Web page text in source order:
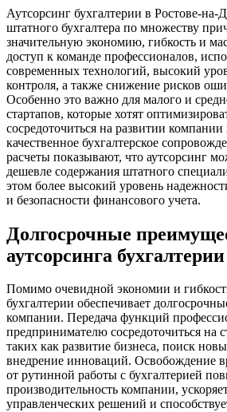
Аутсорсинг бухгалтерии в Ростове-на-
штатного бухгалтера по множеству
значительную экономию, гибкость и
доступ к команде профессионалов,
современных технологий, высокий
контроля, а также снижение рисков
Особенно это важно для малого и
стартапов, которые хотят
сосредоточиться на развитии компании
качественное бухгалтерское
расчеты показывают, что аутсорсинг
дешевле содержания штатного
этом более высокий уровень
и безопасности финансового учета.
Долгосрочные
аутсорсинга бухгалтерии
Помимо очевидной экономии и
бухгалтерии обеспечивает
компании. Передача функций
предпринимателю сосредоточиться на
таких как развитие бизнеса, поиск
внедрение инноваций. Освобождение
от рутинной работы с бухгалтерией
производительность компании,
управленческих решений и